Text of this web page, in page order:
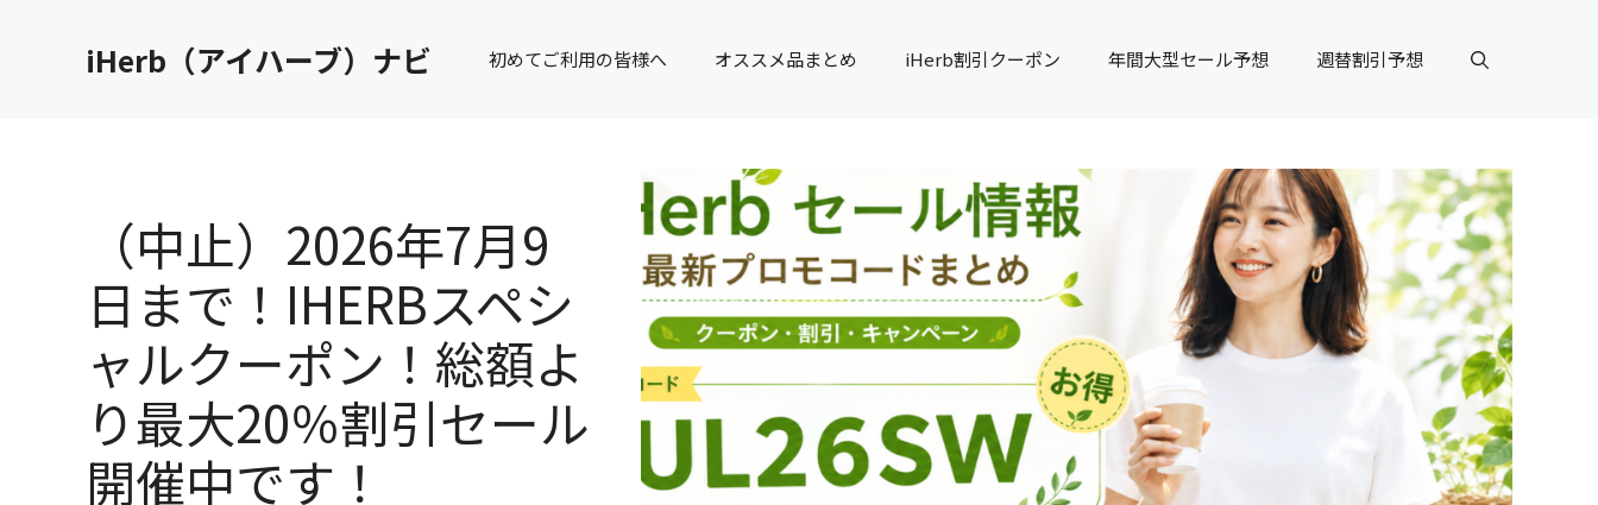
iHerb（アイハーブ）ナビ 初めてご利用の皆様へ オススメ品まとめ iHerb割引クーポン 年間大型セール予想 週替割引予想
（中止）2026年7月9
日まで！IHERBスペシ
ャルクーポン！総額よ
り最大20％割引セール
開催中です！